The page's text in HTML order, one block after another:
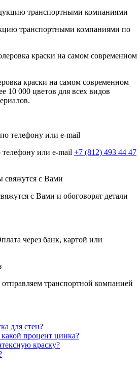
транспортными компаниями по
краски на самом современном
10 000 цветов для всех видов
телефону или e-mail +7 (812) 493 44 47
с Вами и обоговорят детали
через банк, картой или
транспортной компанией
для стен?
процент цинка?
краску?